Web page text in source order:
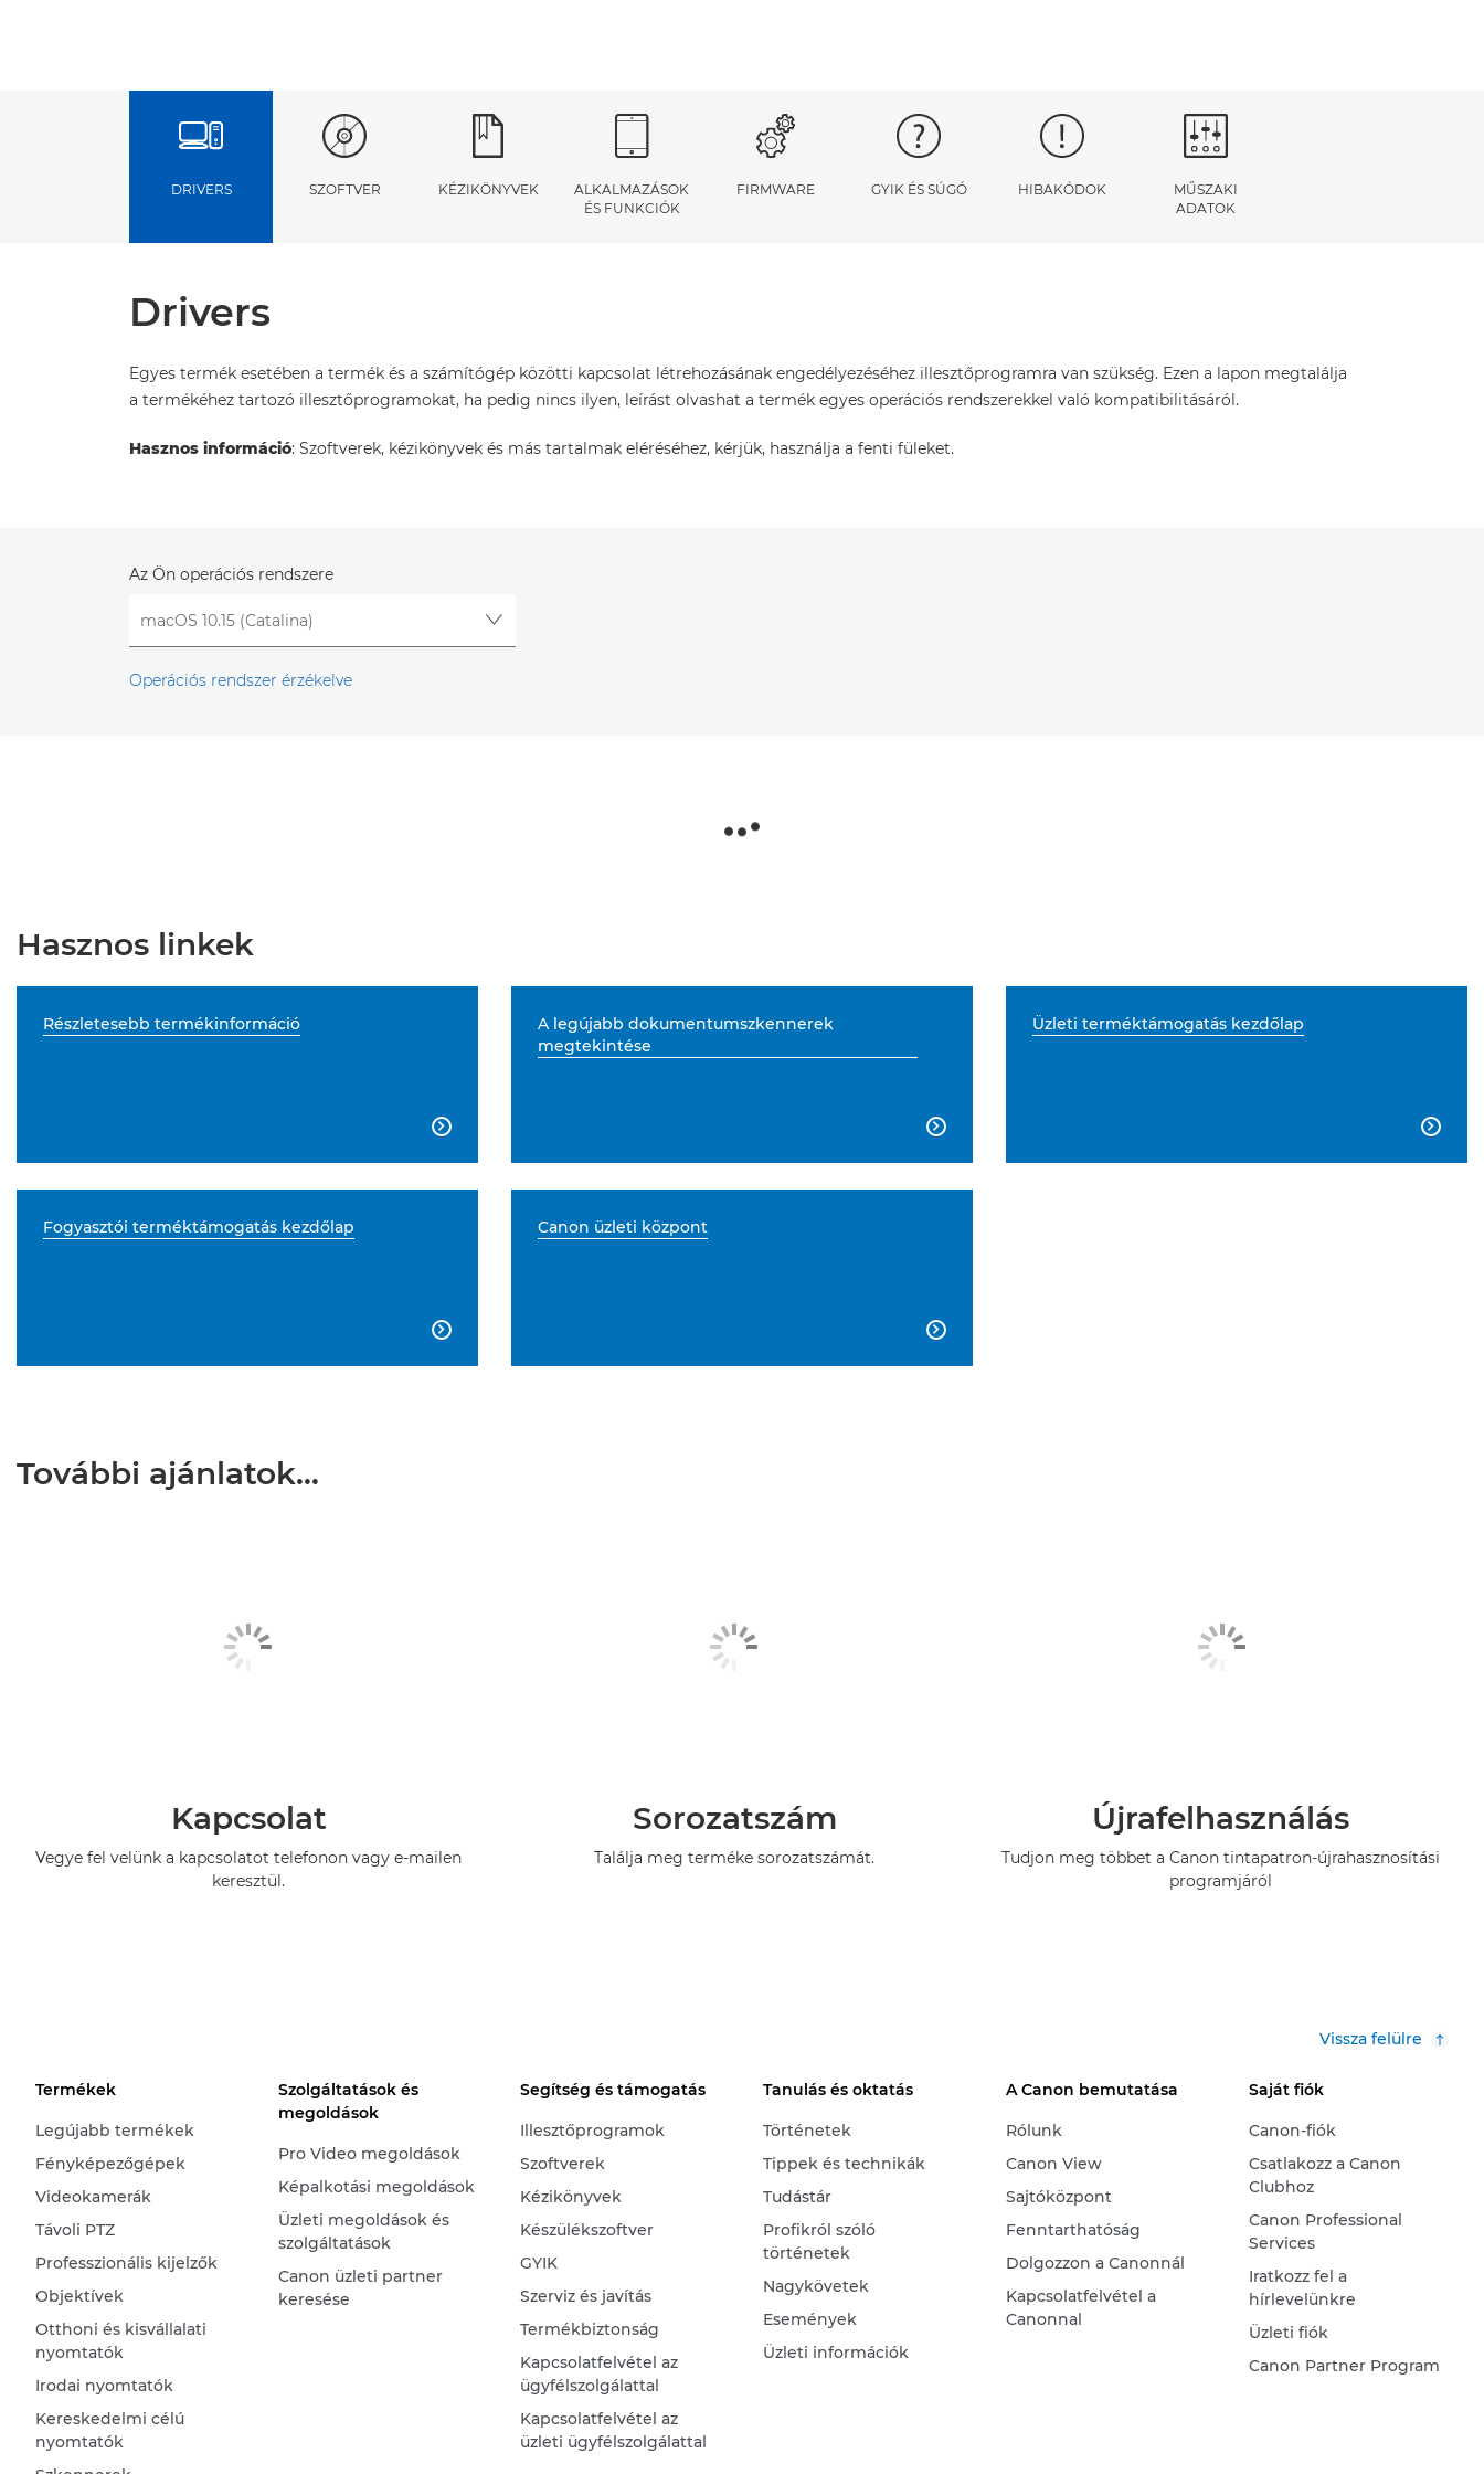
DRIVERS SZOFTVER KÉZIKÖNYVEK
ALKALMAZÁSOK
ÉS FUNKCIÓK
FIRMWARE GYIK ÉS SÚGÓ HIBAKÓDOK
MŰSZAKI
ADATOK
Drivers
Egyes termék esetében a termék és a számítógép közötti kapcsolat létrehozásának engedélyezéséhez illesztőprogramra van szükség. Ezen a lapon megtalálja
a termékéhez tartozó illesztőprogramokat, ha pedig nincs ilyen, leírást olvashat a termék egyes operációs rendszerekkel való kompatibilitásáról.
Hasznos információ: Szoftverek, kézikönyvek és más tartalmak eléréséhez, kérjük, használja a fenti füleket.
Az Ön operációs rendszere
Operációs rendszer érzékelve
Hasznos linkek
Részletesebb termékinformáció

A legújabb dokumentumszkennerek
megtekintése

Üzleti terméktámogatás kezdőlap

Fogyasztói terméktámogatás kezdőlap

Canon üzleti központ

További ajánlatok…
Kapcsolat
Vegye fel velünk a kapcsolatot telefonon vagy e-mailen
keresztül.
Sorozatszám
Találja meg terméke sorozatszámát.
Újrafelhasználás
Tudjon meg többet a Canon tintapatron-újrahasznosítási
programjáról
Vissza felülre
Termékek
Legújabb termékek
Fényképezőgépek
Videokamerák
Távoli PTZ
Professzionális kijelzők
Objektívek
Otthoni és kisvállalati
nyomtatók
Irodai nyomtatók
Kereskedelmi célú
nyomtatók
Szolgáltatások és
megoldások
Pro Video megoldások
Képalkotási megoldások
Üzleti megoldások és
szolgáltatások
Canon üzleti partner
keresése
Segítség és támogatás
Illesztőprogramok
Szoftverek
Kézikönyvek
Készülékszoftver
GYIK
Szerviz és javítás
Termékbiztonság
Kapcsolatfelvétel az
ügyfélszolgálattal
Kapcsolatfelvétel az
üzleti ügyfélszolgálattal
Tanulás és oktatás
Történetek
Tippek és technikák
Tudástár
Profikról szóló
történetek
Nagykövetek
Események
Üzleti információk
A Canon bemutatása
Rólunk
Canon View
Sajtóközpont
Fenntarthatóság
Dolgozzon a Canonnál
Kapcsolatfelvétel a
Canonnal
Saját fiók
Canon-fiók
Csatlakozz a Canon
Clubhoz
Canon Professional
Services
Iratkozz fel a
hírlevelünkre
Üzleti fiók
Canon Partner Program